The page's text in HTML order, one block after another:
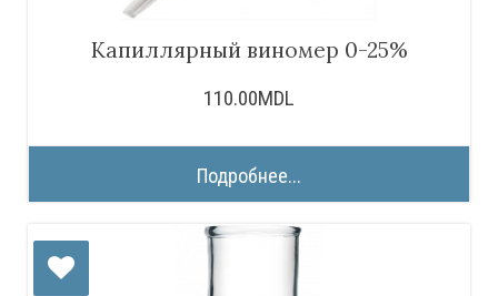
Капиллярный виномер 0-25%
110.00MDL
Подробнее...